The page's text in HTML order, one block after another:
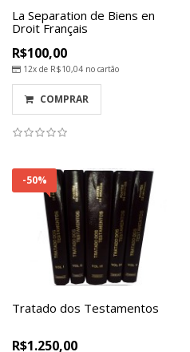
La Separation de Biens en
Droit Français
R$100,00
12x de R$10,04 no cartão
COMPRAR
-50%
Tratado dos Testamentos
R$1.250,00